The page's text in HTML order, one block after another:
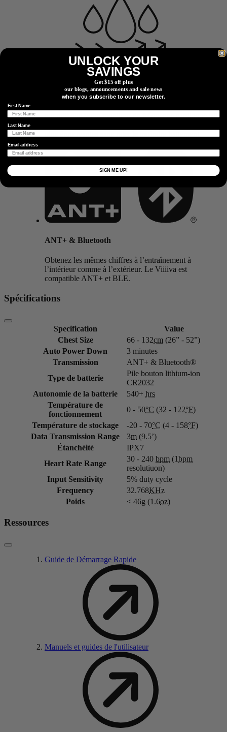
Résistance À L’eau
garantit que votre moniteur de fréquence cardiaque suit
ANT+ & Bluetooth
Obtenez les mêmes chiffres à l’entraînement à
l’intérieur comme à l’extérieur. Le Viiiiva est
compatible ANT+ et BLE.
Spécifications
Specification
Value
Chest Size
66 - 132cm (26” - 52”)
Auto Power Down
3 minutes
Transmission
ANT+ & Bluetooth®
Type de batterie
Pile bouton lithium-ion
CR2032
Autonomie de la batterie
540+ hrs
Température de
fonctionnement
0 - 50°C (32 - 122°F)
Température de stockage
-20 - 70°C (4 - 158°F)
Data Transmission Range
3m (9.5’)
Étanchéité
IPX7
Heart Rate Range
30 - 240 bpm (1bpm
resolutiuon)
Input Sensitivity
5% duty cycle
Frequency
32.768KHz
Poids
< 46g (1.6oz)
Ressources
Guide de Démarrage Rapide
Manuels et guides de l'utilisateur
UNLOCK YOUR
SAVINGS
Get $15 off plus
our blogs, announcements and sale news
when you subscribe to our newsletter.
First Name
Last Name
Email address
SIGN ME UP!